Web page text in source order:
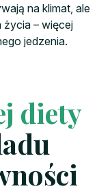
na klimat, ale
życia – więcej
jedzenia.
diety